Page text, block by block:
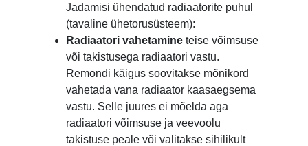
Jadamisi ühendatud radiaatorite puhul
(tavaline ühetorusüsteem):
Radiaatori vahetamine teise võimsuse
või takistusega radiaatori vastu.
Remondi käigus soovitakse mõnikord
vahetada vana radiaator kaasaegsema
vastu. Selle juures ei mõelda aga
radiaatori võimsuse ja veevoolu
takistuse peale või valitakse sihilikult